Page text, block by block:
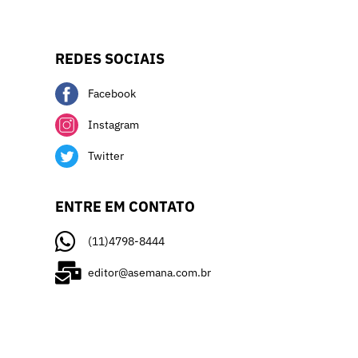
REDES SOCIAIS
Facebook
Instagram
Twitter
ENTRE EM CONTATO
(11)4798-8444
editor@asemana.com.br